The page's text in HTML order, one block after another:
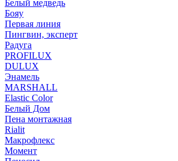
Белый медведь
Бояу
Первая линия
Пингвин, эксперт
Радуга
PROFILUX
DULUX
Энамель
MARSHALL
Elastic Color
Белый Дом
Пена монтажная
Rialit
Макрофлекс
Момент